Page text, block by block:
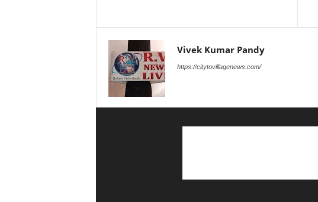
Vivek Kumar Pandy
https://citytovillagenews.com/